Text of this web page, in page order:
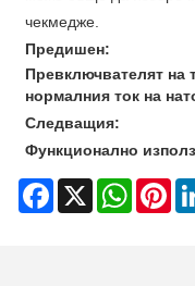
чекмедже.
Предишен:
Превключвателят на
нормалния ток на
Следващия:
Функционално
Facebook
X WhatsApp